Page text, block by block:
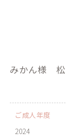
みかん様
ご成人年度
2024